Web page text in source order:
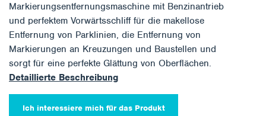
Markierungsentfernungsmaschine mit Benzinantrieb
und perfektem Vorwärtsschliff für die makellose
Entfernung von Parklinien, die Entfernung von
Markierungen an Kreuzungen und Baustellen und
sorgt für eine perfekte Glättung von Oberflächen.
Detaillierte Beschreibung
Ich interessiere mich für das Produkt